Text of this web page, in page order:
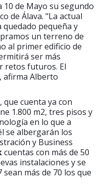
de Mayo su segundo
de Álava. "La actual
quedado pequeña y
un terreno de
al primer edificio de
ser más
retos futuros. El
afirma Alberto
que cuenta ya con
1.800 m2, tres pisos y
en lo que a
se albergarán los
y Business
cuentas con más de 50
instalaciones y se
más de 70 los que